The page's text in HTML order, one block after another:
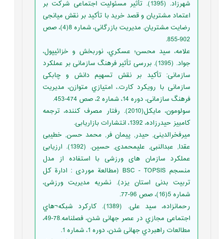
شهرزاد. (1395). تأثیر مسئولیت اجتماعی شرکت بر
اعتماد مشتریان و قصد خرید با تأکید بر نقش میانجی
رضایت مشتریان. مدیریت بازرگانی، شماره 8(4)، صص
902-855.
علامه، سید محسن؛ عسکري، نوربخش و خزائیپول،
جواد. (1395). بررسی تأثیر فرهنگ سازمانی بر عملکرد
سازمانی: تأکید بر نقش تسهیم دانش و چابکی
سازمانی با رویکرد کارت.، امتیازي متوازن، مدیریت
فرهنگ سازمانی، دوره 14، شماره 2، صص 474-453.
سولومون، مایکل(2010). رفتار مصرف کننده، ترجمه
کامبیز حیدرزاده، 1392، انتشارات بازاریابی.
میرفخرالدینی, حیدر, پیمان فر, محمد حسن, خطیبی
عقدا, عبدالنبی, علیمحمدی, حسین. (1392). ارزیابی
عملکرد سازمان های ورزشی با استفاده از مدل
منسجم BSC - TOPSIS (مطالعة موردی : ادارة کل
تربیت بدنی استان یزد). نشریه مدیریت ورزشی،
شماره 5(16)، صص 96-77.
رحمانزاده، سید علی. (1389). کارکرد شبکه¬هاي
اجتماعی مجازي در عصر جهانی شدن، فصلنامه.78-49،
مطالعات راهبردي جهانی شدن، دوره 1، شماره 1.